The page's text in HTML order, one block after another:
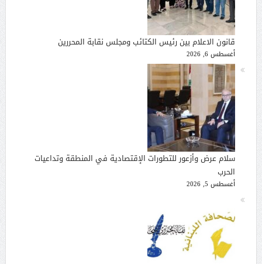
قانون الاعلام بين رئيس الكتائب ومجلس نقابة المحررين
أغسطس 6, 2026
سلام عرض وأزعور للتطورات الإقتصادية في المنطقة وتداعيات
الحرب
أغسطس 5, 2026